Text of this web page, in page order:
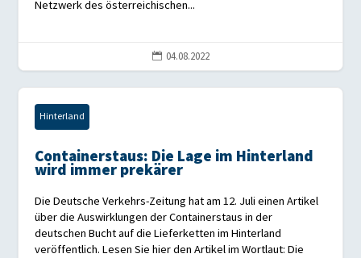
Netzwerk des österreichischen...
 04.08.2022
Hinterland
Containerstaus: Die Lage im Hinterland
wird immer prekärer
Die Deutsche Verkehrs-Zeitung hat am 12. Juli einen Artikel
über die Auswirklungen der Containerstaus in der
deutschen Bucht auf die Lieferketten im Hinterland
veröffentlich. Lesen Sie hier den Artikel im Wortlaut: Die